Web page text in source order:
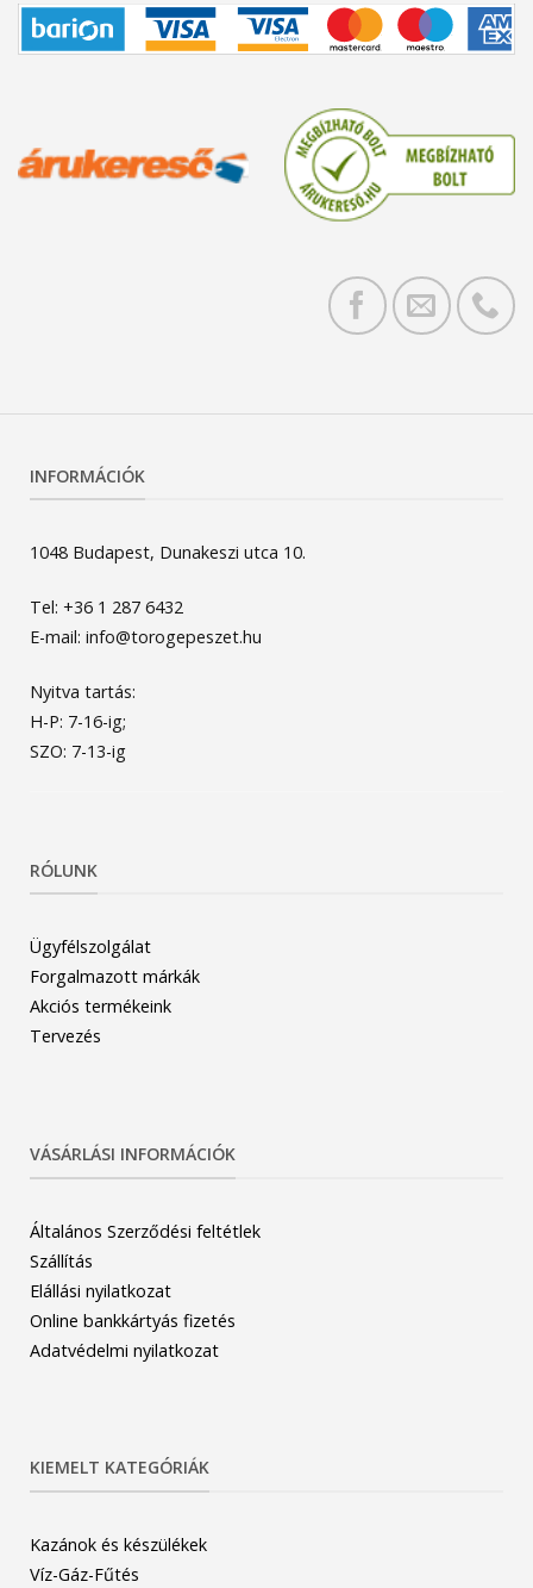
INFORMÁCIÓK
1048 Budapest, Dunakeszi utca 10.
Tel: +36 1 287 6432
E-mail: info@torogepeszet.hu
Nyitva tartás:
H-P: 7-16-ig;
SZO: 7-13-ig
RÓLUNK
Ügyfélszolgálat
Forgalmazott márkák
Akciós termékeink
Tervezés
VÁSÁRLÁSI INFORMÁCIÓK
Általános Szerződési feltétlek
Szállítás
Elállási nyilatkozat
Online bankkártyás fizetés
Adatvédelmi nyilatkozat
KIEMELT KATEGÓRIÁK
Kazánok és készülékek
Víz-Gáz-Fűtés